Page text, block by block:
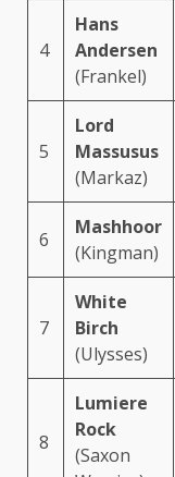
4
Hans
Andersen
(Frankel)
5
Lord
Massusus
(Markaz)
6
Mashhoor
(Kingman)
7
White
Birch
(Ulysses)
8
Lumiere
Rock
(Saxon